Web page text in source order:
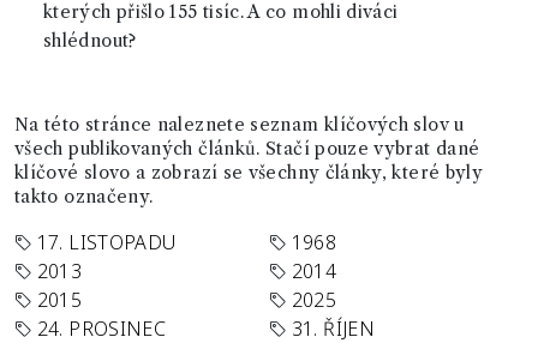
kterých přišlo 155 tisíc. A co mohli diváci
shlédnout?
Na této stránce naleznete seznam klíčových slov u
všech publikovaných článků. Stačí pouze vybrat dané
klíčové slovo a zobrazí se všechny články, které byly
takto označeny.
17. LISTOPADU
1968
2013
2014
2015
2025
24. PROSINEC
31. ŘÍJEN